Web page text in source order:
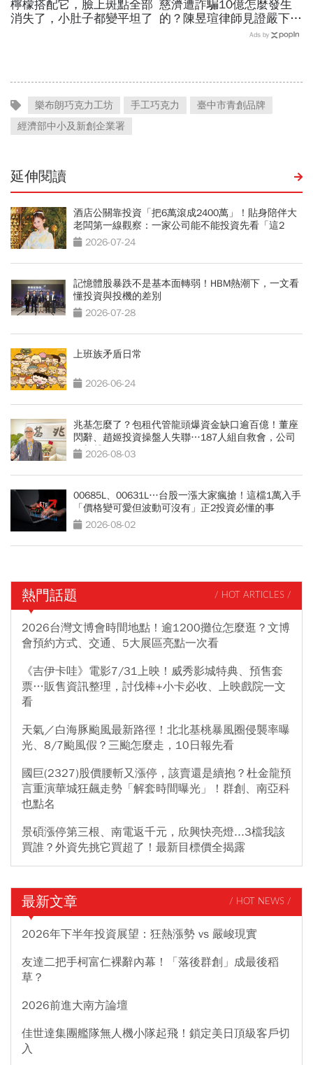
檸檬搭配它，臉上斑點全部
消失了，小肚子都變平坦了
慈濟遭詐騙10億怎麼發生
的？陳昱瑄律師見證嚴下跪
博信任！豪宅藏158公斤黃
Ads by
樂布朗巧克力工坊 手工巧克力
臺中市青創品牌
經濟部中小及新創企業署
延伸閱讀
酒店公關靠投資「把6萬滾成2400萬」！貼身陪伴大
老闆第一線觀察：一家公司能不能投資先看「這2
點」2026-07-24
記憶體股暴跌不是基本面轉弱！HBM熱潮下，一文看
懂投資與投機的差別
2026-07-28
上班族矛盾日常
2026-06-24
兆基怎麼了？包租代管龍頭爆資金缺口逾百億！董座
閃辭、趙姬投資操盤人失聯…187人組自救會，公司
最新聲明
2026-08-03
00685L、00631L…台股一漲大家瘋搶！這檔1萬入手
「價格變可愛但波動可沒有」正2投資必懂的事
2026-08-02
熱門話題 / HOT ARTICLES /
2026台灣文博會時間地點！逾1200攤位怎麼逛？文博
會預約方式、交通、5大展區亮點一次看
《吉伊卡哇》電影7/31上映！威秀影城特典、預售套
票…販售資訊整理，討伐棒+小卡必收、上映戲院一文
看
天氣／白海豚颱風最新路徑！北北基桃暴風圈侵襲率曝
光、8/7颱風假？三颱怎麼走，10日報先看
國巨(2327)股價腰斬又漲停，該賣還是續抱？杜金龍預
言重演華城狂飆走勢「解套時間曝光」！群創、南亞科
也點名
景碩漲停第三根、南電返千元，欣興快亮燈...3檔我該
買誰？外資先挑它買超了！最新目標價全揭露
最新文章 / HOT NEWS /
2026年下半年投資展望：狂熱漲勢 vs 嚴峻現實
友達二把手柯富仁裸辭內幕！「落後群創」成最後稻
草？
2026前進大南方論壇
佳世達集團艦隊無人機小隊起飛！鎖定美日頂級客戶切
入